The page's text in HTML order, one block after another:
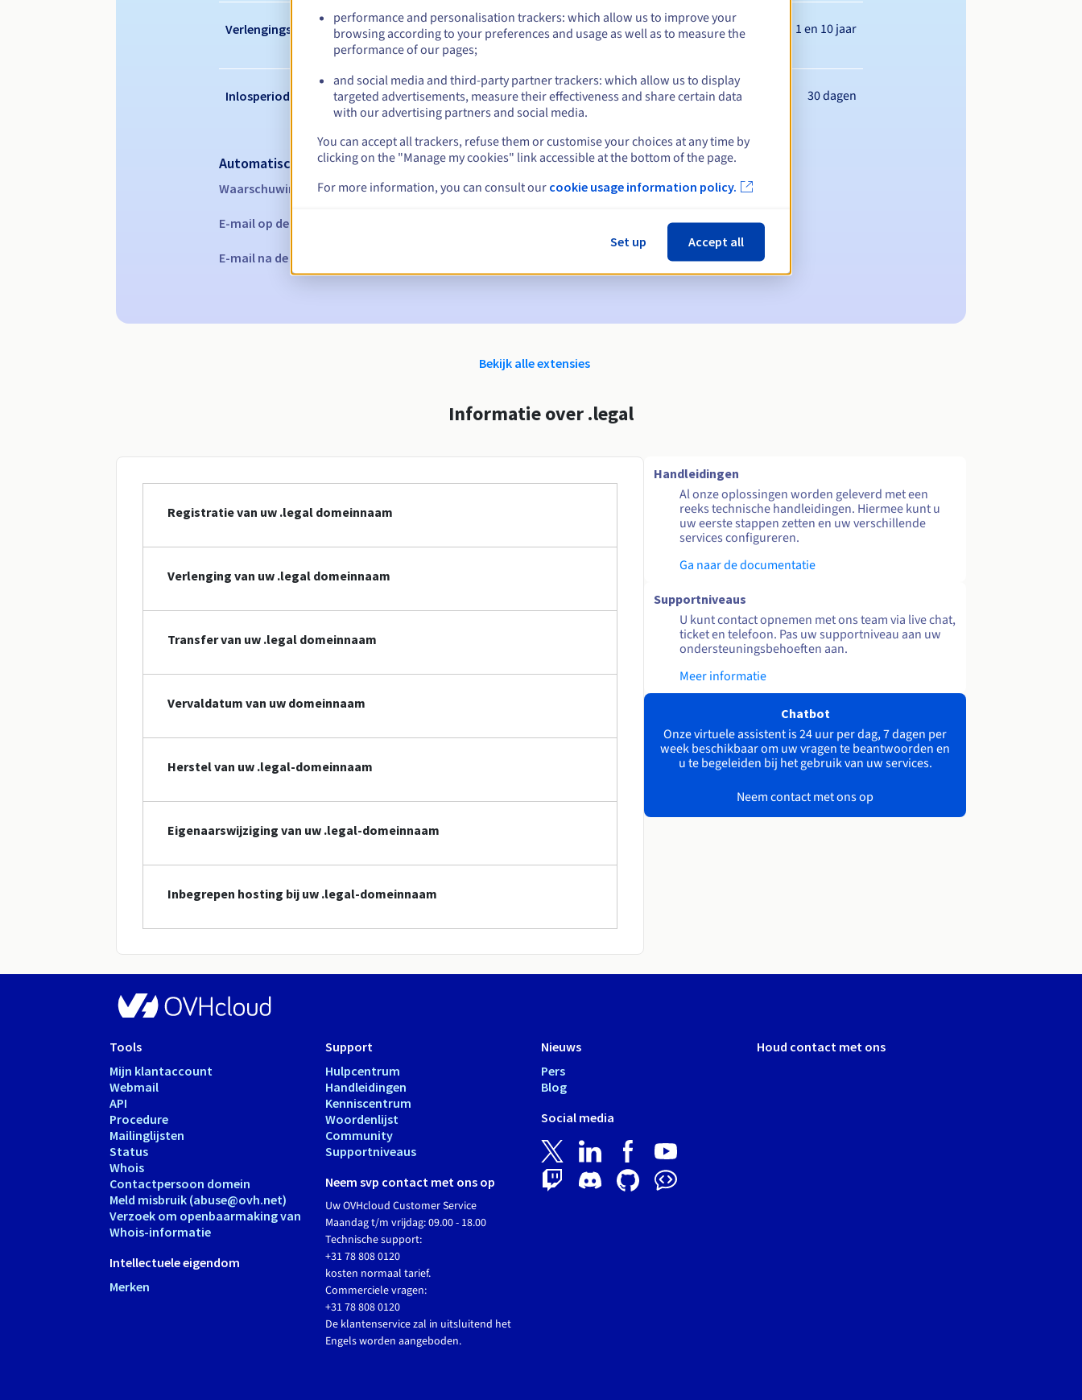
Verlengingsperiode Tussen 1 en 10 jaar
Inlosperiode 30 dagen
Automatische meldingen:
Waarschuwings-e-mails:60, 30, 15, 7 en 3 dagen vóór de vervaldatum
E-mail op de vervaldatum
E-mail na de Redemption Grace Period om de verwijdering van de domeinnaam te melden
Bekijk alle extensies
Informatie over .legal
Registratie van uw .legal domeinnaam
Verlenging van uw .legal domeinnaam
Transfer van uw .legal domeinnaam
Vervaldatum van uw domeinnaam
Herstel van uw .legal-domeinnaam
Eigenaarswijziging van uw .legal-domeinnaam
Inbegrepen hosting bij uw .legal-domeinnaam
Handleidingen
Al onze oplossingen worden geleverd met een
reeks technische handleidingen. Hiermee kunt u
uw eerste stappen zetten en uw verschillende
services configureren.
Ga naar de documentatie
Supportniveaus
U kunt contact opnemen met ons team via live chat,
ticket en telefoon. Pas uw supportniveau aan uw
ondersteuningsbehoeften aan.
Meer informatie
Chatbot
Onze virtuele assistent is 24 uur per dag, 7 dagen per
week beschikbaar om uw vragen te beantwoorden en
u te begeleiden bij het gebruik van uw services.
Neem contact met ons op
Tools
Mijn klantaccount
Webmail
API
Procedure
Mailinglijsten
Status
Whois
Contactpersoon domein
Meld misbruik (abuse@ovh.net)
Verzoek om openbaarmaking van
Whois-informatie
Intellectuele eigendom
Merken
Support
Hulpcentrum
Handleidingen
Kenniscentrum
Woordenlijst
Community
Supportniveaus
Neem svp contact met ons op
Uw OVHcloud Customer Service
Maandag t/m vrijdag: 09.00 - 18.00
Technische support:
+31 78 808 0120
kosten normaal tarief.
Commerciele vragen:
+31 78 808 0120
De klantenservice zal in uitsluitend het
Engels worden aangeboden.
Nieuws
Pers
Blog
Social media
Houd contact met ons
performance and personalisation trackers: which allow us to improve your
browsing according to your preferences and usage as well as to measure the
performance of our pages;
and social media and third-party partner trackers: which allow us to display
targeted advertisements, measure their effectiveness and share certain data
with our advertising partners and social media.
You can accept all trackers, refuse them or customise your choices at any time by
clicking on the "Manage my cookies" link accessible at the bottom of the page.
For more information, you can consult our cookie usage information policy.
Set up Accept all